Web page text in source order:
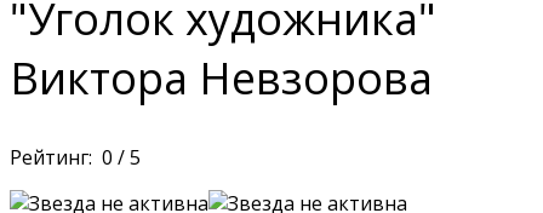
"Уголок художника"
Виктора Невзорова
Рейтинг: 0 /5